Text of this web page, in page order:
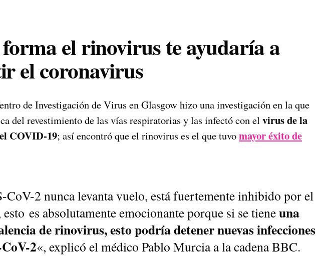
forma el rinovirus te ayudaría a
el coronavirus
de Investigación de Virus en Glasgow hizo una investigación en la que
del revestimiento de las vías respiratorias y las infectó con el virus de la
COVID-19; así encontró que el rinovirus es el que tuvomayor éxito de
CoV-2 nunca levanta vuelo, está fuertemente inhibido por el
es absolutamente emocionante porque si se tieneuna
de rinovirus, esto podría detener nuevas infecciones
2«, explicó el médico Pablo Murcia a la cadena BBC.